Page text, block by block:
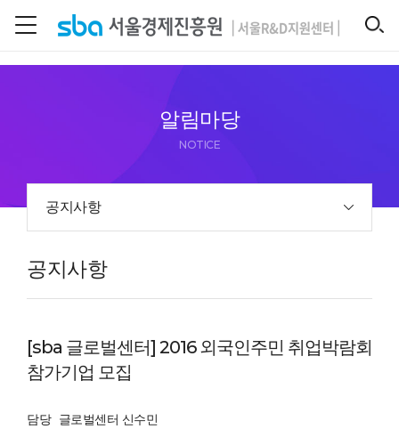
알림마당
NOTICE
공지사항
공지사항
[sba 글로벌센터] 2016 외국인주민 취업박람회
참가기업 모집
담당 글로벌센터 신수민